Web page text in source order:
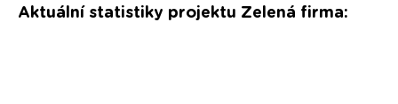
Aktuální statistiky projektu Zelená firma: